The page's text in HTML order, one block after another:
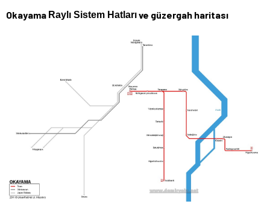
Okayama Raylı Sistem Hatlarıve güzergah haritası